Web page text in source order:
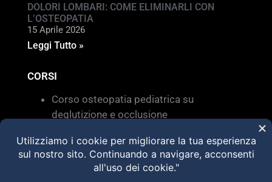
DOLORI LOMBARI: COME ELIMINARLI CON
L’OSTEOPATIA
15 Aprile 2026
Leggi Tutto »
CORSI
Corso osteopatia pediatrica su
deglutizione e occlusione
disfunzioni dei sistemi di movimento –
Torino 28 MARZO 2026
HVLA – Moduli Clinici – 2026